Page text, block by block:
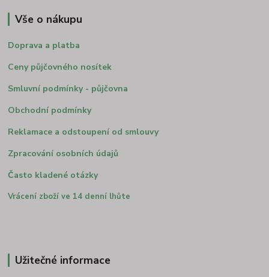
Vše o nákupu
Doprava a platba
Ceny půjčovného nosítek
Smluvní podmínky - půjčovna
Obchodní podmínky
Reklamace a odstoupení od smlouvy
Zpracování osobních údajů
Často kladené otázky
Vrácení zboží ve 14 denní lhůte
Užitečné informace